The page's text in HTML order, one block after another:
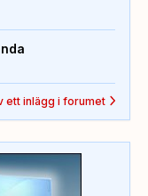
ett inlägg i forumet